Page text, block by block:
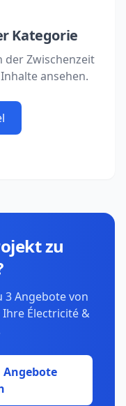
Kategorie
der Zwischenzeit
ansehen.
zu
3 Angebote von
Électricité &